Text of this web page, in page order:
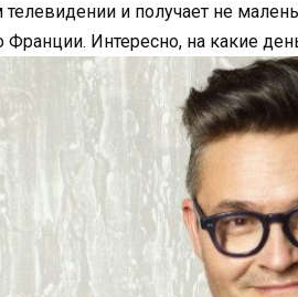
телевидении и получает не
Франции. Интересно, на какие